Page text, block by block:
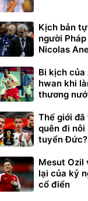
Kịch bản
người
Nicolas
Bi kịch của
hwan khi
thương
Thế giới
quên đi nỗi
tuyển Đức?
Mesut Ozil
lại của kỷ
cổ điển